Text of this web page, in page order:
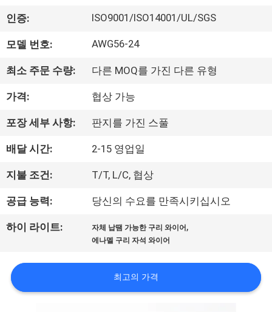
영
상
우
리
에
대
하
여
장
여
인증: ISO9001/ISO14001/UL/SGS
모델 번호: AWG56-24
최소 주문 수량: 다른 MOQ를 가진 다른 유형
가격: 협상 가능
포장 세부 사항: 판지를 가진 스풀
배달 시간: 2-15 영업일
지불 조건: T/T, L/C, 협상
공급 능력: 당신의 수요를 만족시키십시오
하이 라이트: 자체 납땜 가능한 구리 와이어 ,
에나멜 구리 자석 와이어
최고의 가격